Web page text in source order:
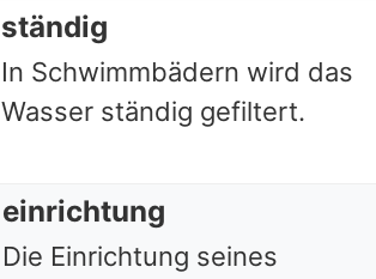
ständig
In Schwimmbädern wird das
Wasser ständig gefiltert.
einrichtung
Die Einrichtung seines